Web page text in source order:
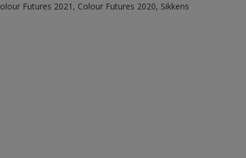
Futures 2021, Colour Futures 2020, Sikkens